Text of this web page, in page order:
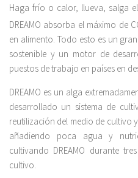
Haga frío o calor, llueva, salga
DREAMO absorba el máximo de
en alimento. Todo esto es un
sostenible y un motor de
puestos de trabajo en países en
DREAMO es un alga
desarrollado un sistema de
reutilización del medio de cultivo
añadiendo poca agua y
cultivando DREAMO durante
cultivo.